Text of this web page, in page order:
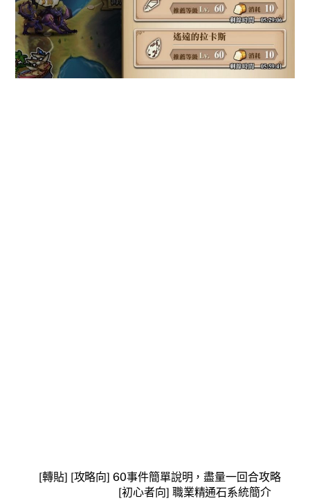
[轉貼] [攻略向] 60事件簡單說明，盡量一回合攻略
[初心者向] 職業精通石系統簡介